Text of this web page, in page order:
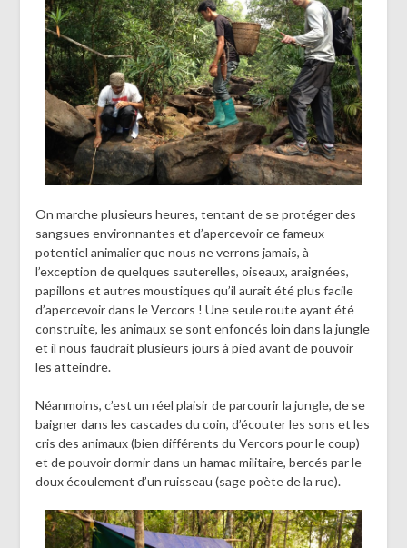
On marche plusieurs heures, tentant de se protéger des
sangsues environnantes et d’apercevoir ce fameux
potentiel animalier que nous ne verrons jamais, à
l’exception de quelques sauterelles, oiseaux, araignées,
papillons et autres moustiques qu’il aurait été plus facile
d’apercevoir dans le Vercors ! Une seule route ayant été
construite, les animaux se sont enfoncés loin dans la jungle
et il nous faudrait plusieurs jours à pied avant de pouvoir
les atteindre.
Néanmoins, c’est un réel plaisir de parcourir la jungle, de se
baigner dans les cascades du coin, d’écouter les sons et les
cris des animaux (bien différents du Vercors pour le coup)
et de pouvoir dormir dans un hamac militaire, bercés par le
doux écoulement d’un ruisseau (sage poète de la rue).